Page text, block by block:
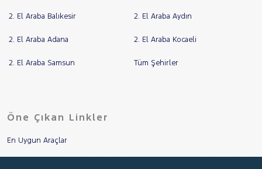
2. El Araba Balıkesir 2. El Araba Aydın
2. El Araba Adana 2. El Araba Kocaeli
2. El Araba Samsun Tüm Şehirler
Öne Çıkan Linkler
En Uygun Araçlar